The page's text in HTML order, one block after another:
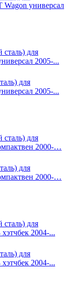
Wagon универсал
для
2005-...
для
2000-…
для
2004-...